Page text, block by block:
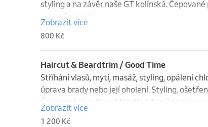
styling a na závěr naše GT kolínská.
samozřejmostí.
Zobrazit více
800 Kč
Haircut & Beardtrim / Good Time
Stříhání vlasů, mytí, masáž, styling, opálení
úprava brady nebo její oholení. Styling,
Čepované pivo Birra Moretti, káva Danesi
samozřejmostí
Zobrazit více
1 200 Kč